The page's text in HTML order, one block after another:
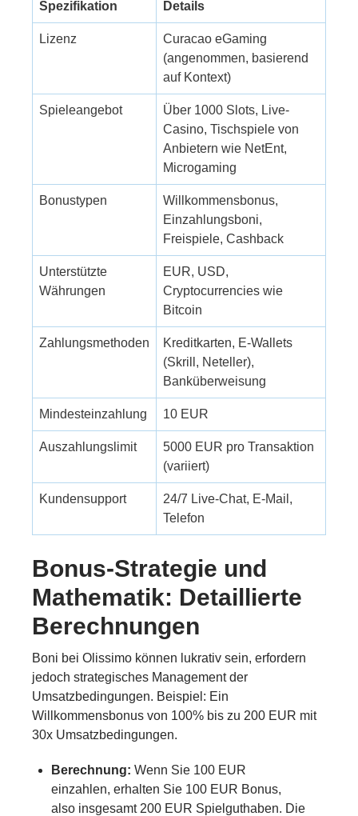
Spezifikation Details
Lizenz
Curacao eGaming
(angenommen, basierend
auf Kontext)
Spieleangebot
Über 1000 Slots, Live-
Casino, Tischspiele von
Anbietern wie NetEnt,
Microgaming
Bonustypen
Willkommensbonus,
Einzahlungsboni,
Freispiele, Cashback
Unterstützte
Währungen
EUR, USD,
Cryptocurrencies wie
Bitcoin
Zahlungsmethoden
Kreditkarten, E-Wallets
(Skrill, Neteller),
Banküberweisung
Mindesteinzahlung 10 EUR
Auszahlungslimit
5000 EUR pro Transaktion
(variiert)
Kundensupport
24/7 Live-Chat, E-Mail,
Telefon
Bonus-Strategie und
Mathematik: Detaillierte
Berechnungen
Boni bei Olissimo können lukrativ sein, erfordern
jedoch strategisches Management der
Umsatzbedingungen. Beispiel: Ein
Willkommensbonus von 100% bis zu 200 EUR mit
30x Umsatzbedingungen.
Berechnung: Wenn Sie 100 EUR
einzahlen, erhalten Sie 100 EUR Bonus,
also insgesamt 200 EUR Spielguthaben. Die